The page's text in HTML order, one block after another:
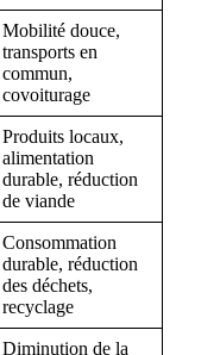
Mobilité douce,
transports en
commun,
covoiturage
Produits locaux,
alimentation
durable, réduction
de viande
Consommation
durable, réduction
des déchets,
recyclage
Diminution de la